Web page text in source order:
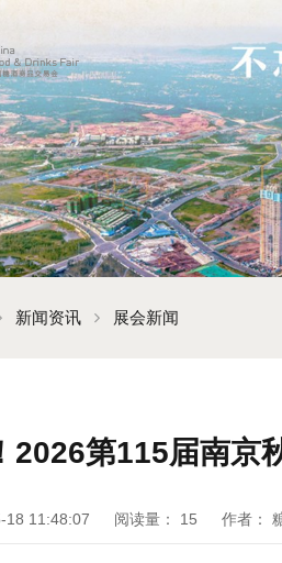
新闻资讯 展会新闻
2026第115届南京
18 11:48:07 阅读量： 15 作者：